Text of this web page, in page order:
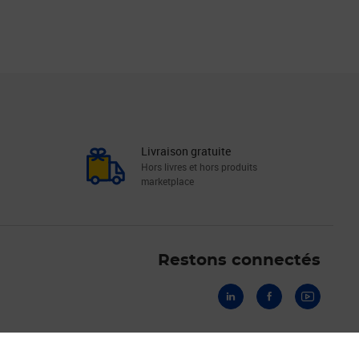
Livraison gratuite
Hors livres et hors produits
marketplace
Restons connectés